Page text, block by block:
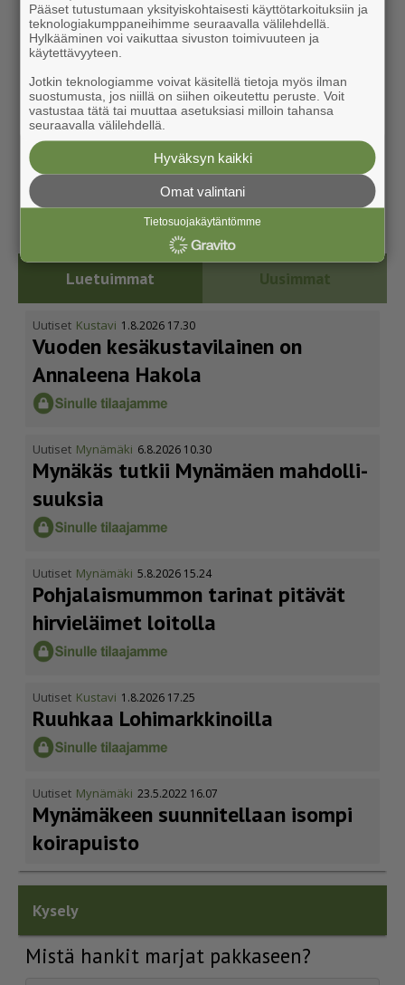
Luetuimmat Uusimmat
Uutiset Kustavi 1.8.2026 17.30
Vuoden kesäkus­ta­vi­lainen on
Annaleena Hakola
Uutiset Mynämäki 6.8.2026 10.30
Mynäkäs tutkii Mynämäen mahdol­li­
suuksia
Uutiset Mynämäki 5.8.2026 15.24
Pohja­lais­mummon tarinat pitävät
hirvieläimet loitolla
Uutiset Kustavi 1.8.2026 17.25
Ruuhkaa Lohimark­ki­noilla
Uutiset Mynämäki 23.5.2022 16.07
Mynämäkeen suunnitellaan isompi
koirapuisto
Kysely
Mistä hankit marjat pakkaseen?
Pääset tutustumaan yksityiskohtaisesti käyttötarkoituksiin ja
teknologiakumppaneihimme seuraavalla välilehdellä.
Hylkääminen voi vaikuttaa sivuston toimivuuteen ja
käytettävyyteen.
Jotkin teknologiamme voivat käsitellä tietoja myös ilman
suostumusta, jos niillä on siihen oikeutettu peruste. Voit
vastustaa tätä tai muuttaa asetuksiasi milloin tahansa
seuraavalla välilehdellä.
Hyväksyn kaikki
Omat valintani
Tietosuojakäytäntömme